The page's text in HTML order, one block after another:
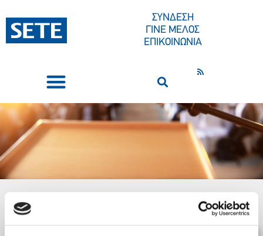
ΣΥΝΔΕΣΗ
ΓΙΝΕ ΜΕΛΟΣ
ΕΠΙΚΟΙΝΩΝΙΑ